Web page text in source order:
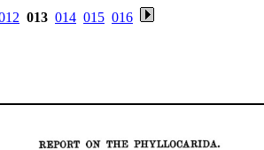
013 014 015 016